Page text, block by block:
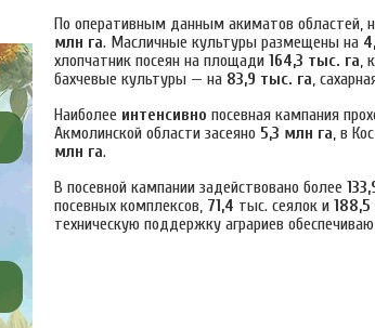
По оперативным данным акиматов
млн га. Масличные культуры размещены на
хлопчатник посеян на площади 164,3 тыс. га ,
бахчевые культуры — на 83,9 тыс. га ,
Наиболее интенсивно посевная кампания
Акмолинской области засеяно 5,3 млн га , в
млн га.
В посевной кампании задействовано более
посевных комплексов, 71,4 тыс. сеялок и 188,5
техническую поддержку аграриев